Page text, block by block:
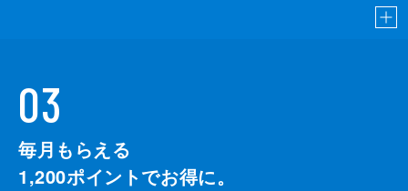
03
毎月もらえる
1,200ポイントでお得に。